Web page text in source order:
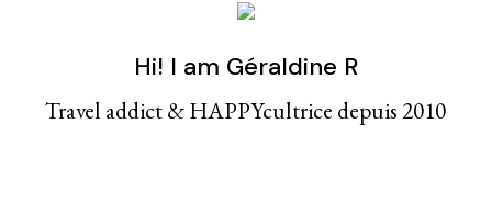
Hi! I am Géraldine R
Travel addict & HAPPYcultrice depuis 2010